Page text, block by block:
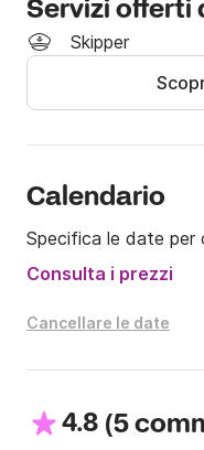
Arrivederci!
Servizi offerti
Skipper
Calendario
Specifica le date per
Consulta i prezzi
Cancellare le date
4.8 (5